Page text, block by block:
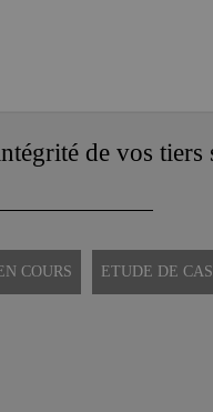
de vos
COURS ETUDE DE CAS